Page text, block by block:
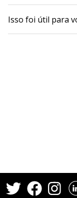
Isso foi útil para